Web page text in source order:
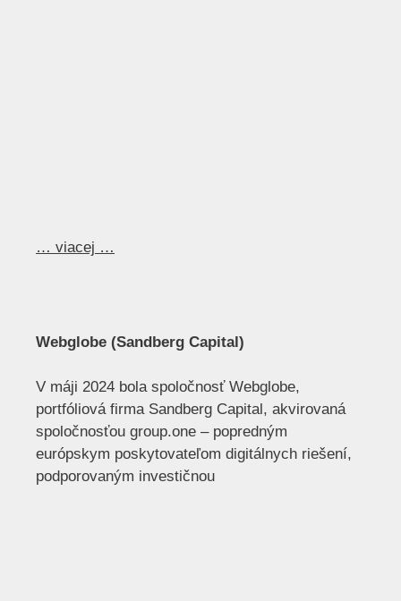
… viacej …
Webglobe (Sandberg Capital)
V máji 2024 bola spoločnosť Webglobe,
portfóliová firma Sandberg Capital, akvirovaná
spoločnosťou group.one – popredným
európskym poskytovateľom digitálnych riešení,
podporovaným investičnou